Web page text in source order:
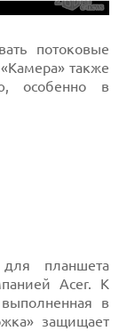
потоковые
также
особенно в
планшета
Acer. К
выполненная в
защищает